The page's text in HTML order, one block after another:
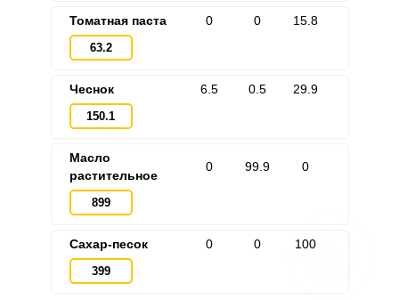
Томатная паста
63.2
0 0 15.8
Чеснок
150.1
6.5 0.5 29.9
Масло
растительное
899
0 99.9 0
Сахар-песок
399
0 0 100